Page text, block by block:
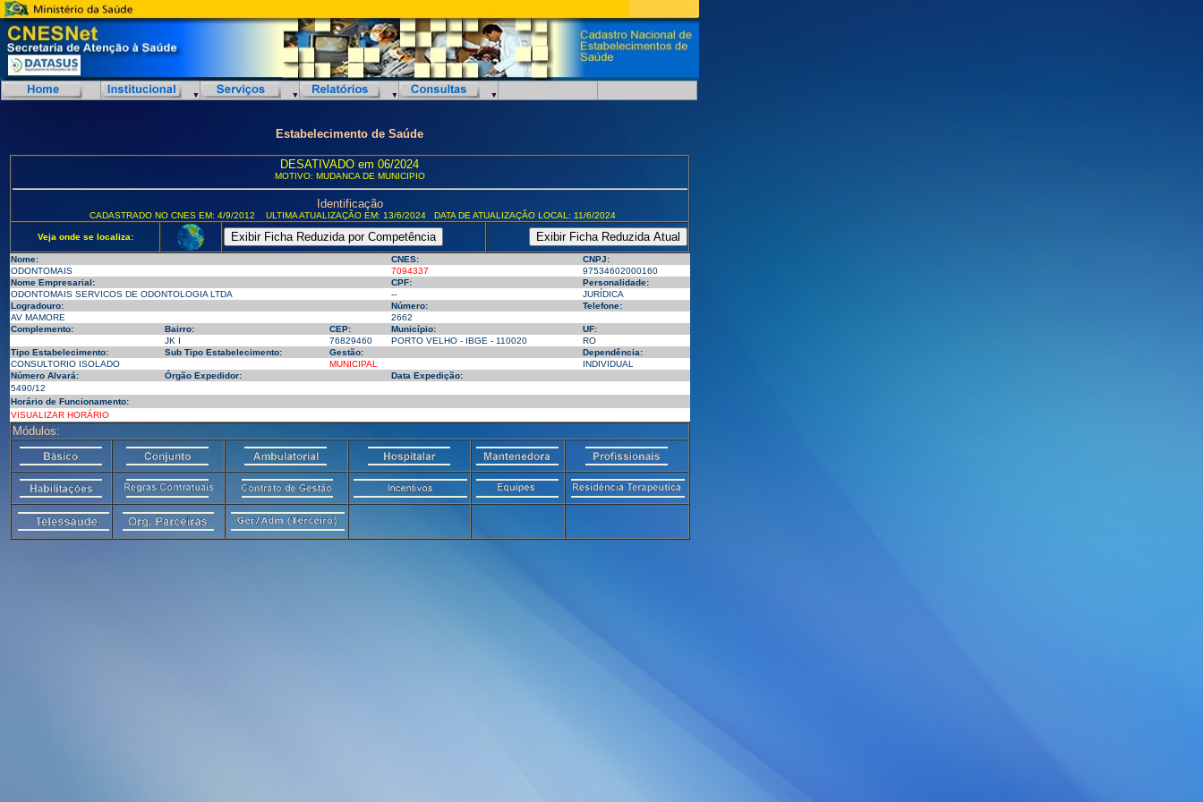
Estabelecimento de Saúde
DESATIVADO em 06/2024
MOTIVO: MUDANCA DE MUNICIPIO
Identificação
CADASTRADO NO CNES EM: 4/9/2012 ULTIMA ATUALIZAÇÃO EM: 13/6/2024 DATA DE ATUALIZAÇÃO LOCAL: 11/6/2024
Veja onde se localiza:
Nome: CNES:
CNPJ:
ODONTOMAIS
7094337
97534602000160
Nome Empresarial:
CPF:
Personalidade:
ODONTOMAIS SERVICOS DE ODONTOLOGIA LTDA
--
JURÍDICA
Logradouro:
Número:
Telefone:
AV MAMORE
2662
Complemento:
Bairro: CEP: Município:
UF:
JK I
76829460 PORTO VELHO - IBGE - 110020
RO
Tipo Estabelecimento:
Sub Tipo Estabelecimento: Gestão:
Dependência:
CONSULTORIO ISOLADO
MUNICIPAL
INDIVIDUAL
Número Alvará:
Órgão Expedidor:
Data Expedição:
5490/12
Horário de Funcionamento:
VISUALIZAR HORÁRIO
Módulos: